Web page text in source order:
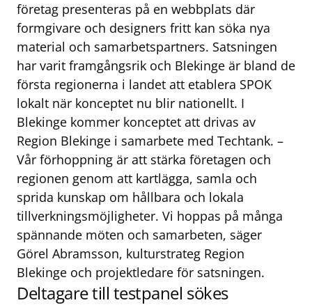
företag presenteras på en webbplats där
formgivare och designers fritt kan söka nya
material och samarbetspartners. Satsningen
har varit framgångsrik och Blekinge är bland de
första regionerna i landet att etablera SPOK
lokalt när konceptet nu blir nationellt. I
Blekinge kommer konceptet att drivas av
Region Blekinge i samarbete med Techtank. –
Vår förhoppning är att stärka företagen och
regionen genom att kartlägga, samla och
sprida kunskap om hållbara och lokala
tillverkningsmöjligheter. Vi hoppas på många
spännande möten och samarbeten, säger
Görel Abramsson, kulturstrateg Region
Blekinge och projektledare för satsningen.
Deltagare till testpanel sökes